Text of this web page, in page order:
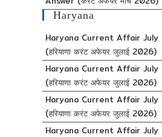
Haryana
Haryana Current Affair
(हरियाणा करंट अफेयर जुलाई 2026)
Haryana Current Affair July
(हरियाणा करंट अफेयर जुलाई 2026)
Haryana Current Affair July
(हरियाणा करंट अफेयर जुलाई 2026)
Haryana Current Affair